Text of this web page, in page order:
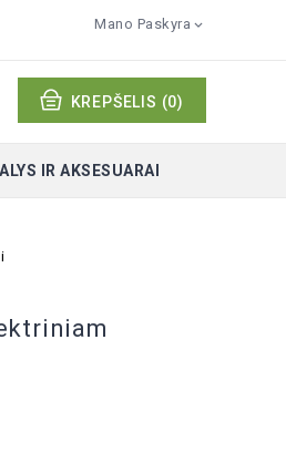
Mano Paskyra 
KREPŠELIS (0)
IR AKSESUARAI